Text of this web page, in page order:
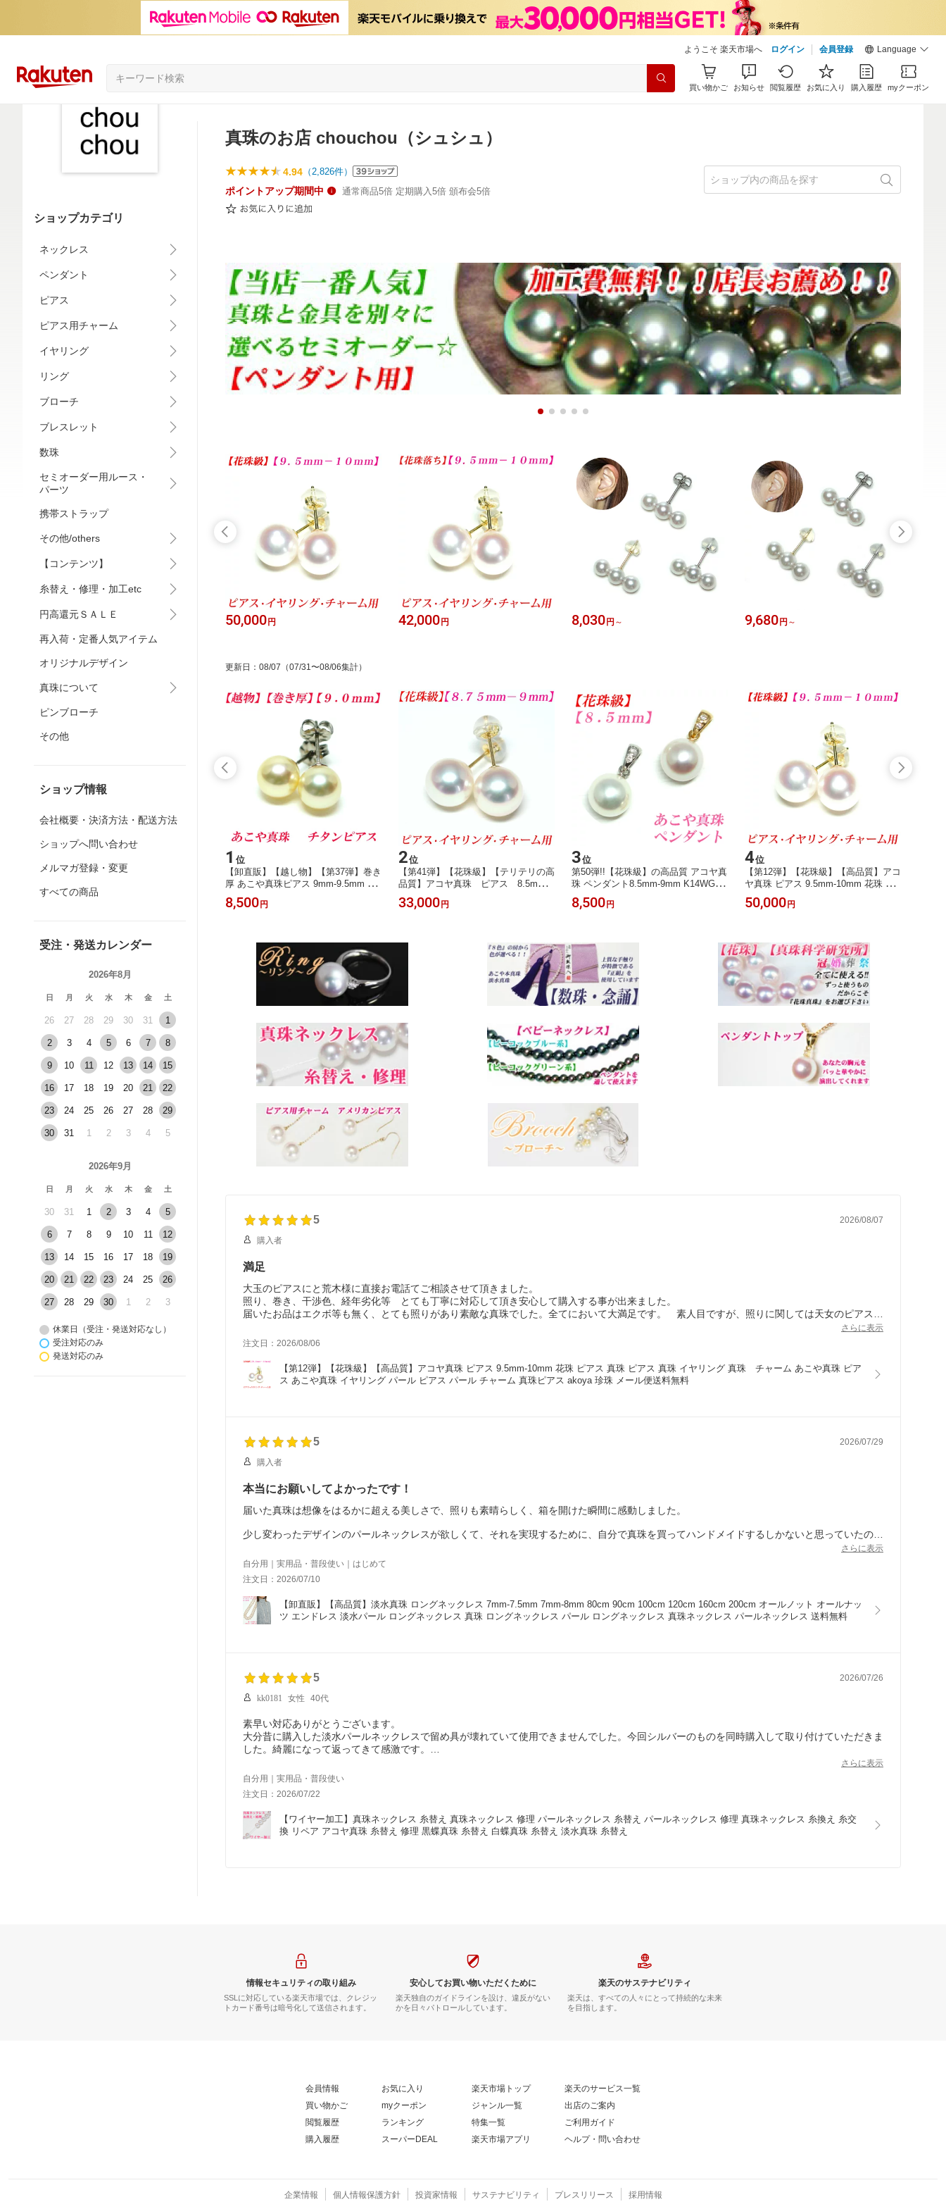
ようこそ 楽天市場へ ログイン 会員登録 Language
買い物かご お知らせ 閲覧履歴 お気に入り 購入履歴 myクーポン
ショップカテゴリ
ネックレス
ペンダント
ピアス
ピアス用チャーム
イヤリング
リング
ブローチ
ブレスレット
数珠
セミオーダー用ルース・
パーツ
携帯ストラップ
その他/others
【コンテンツ】
糸替え・修理・加工etc
円高還元ＳＡＬＥ
再入荷・定番人気アイテム
オリジナルデザイン
真珠について
ピンブローチ
その他
ショップ情報
会社概要・決済方法・配送方法
ショップへ問い合わせ
メルマガ登録・変更
すべての商品
受注・発送カレンダー
2026年8月
日 月 火 水 木 金 土
26 27 28 29 30 31 1
2 3 4 5 6 7 8
9 10 11 12 13 14 15
16 17 18 19 20 21 22
23 24 25 26 27 28 29
30 31 1 2 3 4 5
2026年9月
日 月 火 水 木 金 土
30 31 1 2 3 4 5
6 7 8 9 10 11 12
13 14 15 16 17 18 19
20 21 22 23 24 25 26
27 28 29 30 1 2 3
休業日（受注・発送対応なし）
受注対応のみ
発送対応のみ
真珠のお店 chouchou（シュシュ）
4.94 （2,826件）
ポイントアップ期間中 通常商品5倍 定期購入5倍 頒布会5倍
8,500 50,000 円 42,000 円 8,030 円 ～ 9,680 円 ～
更新日 ： 08/07 （07/31〜08/06集計）
【メール便OK】 パールの友 【真
けで真珠の色艶を保ちます
500
1 位
【卸直販】【越し物】【第37弾】巻き
厚 あこや真珠ピアス 9mm-9.5mm チ
タンピアス シャンパンゴールド アコ
ヤ真珠ピアス パールピアス チタン 真
akoya Pearl【メール便 送料無料】
8,500 円
2位
【第41弾】【花珠級】【テリテリの高
品質】アコヤ真珠 ピアス 8.5mm-9
mm 花珠 ピアス 真珠 ピアス
真珠 イヤリング 真珠 チャーム
チャーム 真珠ピアス akoya 珍珠
33,000 円
3位
第50弾!!【花珠級】の高品質 アコヤ真
珠 ペンダント8.5mm-9mm K14WG K
18YG 真珠 ペンダント あこや真珠 ペ
ンダント パール ペンダント 真珠ペン
送料無料
8,500 円
4位
【第12弾】【花珠級】【高品質】アコ
ヤ真珠 ピアス 9.5mm-10mm 花珠 ピ
アス 真珠 ピアス 真珠 イヤリング 真
珠 チャーム あこや真珠 ピアス あこ
メール便送料無料
50,000 円
5 2026/08/07
購入者
満足
大玉のピアスにと荒木様に直接お電話てご相談させて頂きました。
照り、巻き、干渉色、経年劣化等 とても丁寧に対応して頂き安心して購入する事が出来ました。
届いたお品はエクボ等も無く、とても照りがあり素敵な真珠でした。全てにおいて大満足です。 素人目ですが、照りに関しては天女のピアスに
親身にご対応して頂き有難うございました。
さらに表示
注文日：2026/08/06
【第12弾】【花珠級】【高品質】アコヤ真珠 ピアス 9.5mm-10mm 花珠 ピアス 真珠 ピアス 真珠 イヤリング 真珠　チャーム あこや真珠 ピア
ス あこや真珠 イヤリング パール ピアス パール チャーム 真珠ピアス akoya 珍珠 メール便送料無料
5 2026/07/29
購入者
本当にお願いしてよかったです！
届いた真珠は想像をはるかに超える美しさで、照りも素晴らしく、箱を開けた瞬間に感動しました。
少し変わったデザインのパールネックレスが欲しくて、それを実現するために、自分で真珠を買ってハンドメイドするしかないと思っていたので
すが、魅力的な価格及び高評価に魅せられ、chouchouさんに相談してみると、こちらで制作をお願いしたほうが結果的に自作よりも安く仕上が
ることが分かり、びっくりしました。
しかも、お店の通常ラインナップにはないデザインだったにもかかわらず、「どうすれば理想に近づけられるか」を一緒に考えてくださり、とて
も丁寧に相談に乗っていただけました。追加料金も、こちらが希望したパーツ代だけで、それ以外の加工費などは一切なし。本当に良心的なお店
だと感じました。
またご縁がありましたら、ぜひよろしくお願いいたします。
さらに表示
自分用｜実用品・普段使い｜はじめて
注文日：2026/07/10
【卸直販】【高品質】淡水真珠 ロングネックレス 7mm-7.5mm 7mm-8mm 80cm 90cm 100cm 120cm 160cm 200cm オールノット オールナッ
ツ エンドレス 淡水パール ロングネックレス 真珠 ロングネックレス パール ロングネックレス 真珠ネックレス パールネックレス 送料無料
5 2026/07/26
kk0181 女性 40代
素早い対応ありがとうございます。
大分昔に購入した淡水パールネックレスで留め具が壊れていて使用できませんでした。今回シルバーのものを同時購入して取り付けていただきま
した。綺麗になって返ってきて感激です。
さらに表示
自分用｜実用品・普段使い
注文日：2026/07/22
【ワイヤー加工】真珠ネックレス 糸替え 真珠ネックレス 修理 パールネックレス 糸替え パールネックレス 修理 真珠ネックレス 糸換え 糸交
換 リペア アコヤ真珠 糸替え 修理 黒蝶真珠 糸替え 白蝶真珠 糸替え 淡水真珠 糸替え
情報セキュリティの取り組み
SSLに対応している楽天市場では、クレジッ
トカード番号は暗号化して送信されます。
安心してお買い物いただくために
楽天独自のガイドラインを設け、違反がない
かを日々パトロールしています。
楽天のサステナビリティ
楽天は、すべての人々にとって持続的な未来
を目指します。
会員情報
買い物かご
閲覧履歴
購入履歴
お気に入り
myクーポン
ランキング
スーパーDEAL
楽天市場トップ
ジャンル一覧
特集一覧
楽天市場アプリ
楽天のサービス一覧
出店のご案内
ご利用ガイド
ヘルプ・問い合わせ
企業情報 個人情報保護方針 投資家情報 サステナビリティ プレスリリース 採用情報